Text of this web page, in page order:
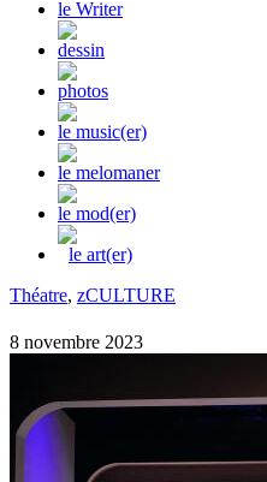
le Writer
dessin
photos
le music(er)
le melomaner
le mod(er)
le art(er)
Théatre, zCULTURE
8 novembre 2023